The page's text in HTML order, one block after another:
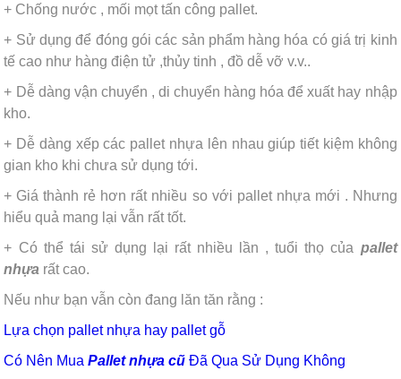
+ Chống nước , mối mọt tấn công pallet.
+ Sử dụng để đóng gói các sản phẩm hàng hóa có giá trị kinh
tế cao như hàng điện tử ,thủy tinh , đồ dễ vỡ v.v..
+ Dễ dàng vận chuyển , di chuyển hàng hóa để xuất hay nhập
kho.
+ Dễ dàng xếp các pallet nhựa lên nhau giúp tiết kiệm không
gian kho khi chưa sử dụng tới.
+ Giá thành rẻ hơn rất nhiều so với pallet nhựa mới . Nhưng
hiểu quả mang lại vẫn rất tốt.
+ Có thể tái sử dụng lại rất nhiều lần , tuổi thọ của pallet
nhựa rất cao.
Nếu như bạn vẫn còn đang lăn tăn rằng :
Lựa chọn pallet nhựa hay pallet gỗ
Có Nên MuaPallet nhựa cũ Đã Qua Sử Dụng Không